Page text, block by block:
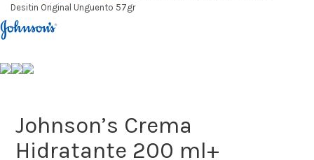
Desitin Original Unguento 57gr
Johnson’s Crema
Hidratante 200 ml+